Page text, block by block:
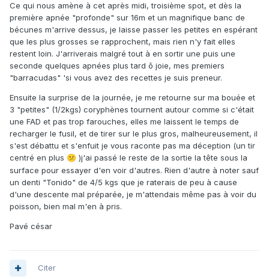
Ce qui nous amène à cet après midi, troisième spot, et dès la
première apnée "profonde" sur 16m et un magnifique banc de
bécunes m'arrive dessus, je laisse passer les petites en espérant
que les plus grosses se rapprochent, mais rien n'y fait elles
restent loin. J'arriverais malgré tout à en sortir une puis une
seconde quelques apnées plus tard ô joie, mes premiers
"barracudas" 'si vous avez des recettes je suis preneur.
Ensuite la surprise de la journée, je me retourne sur ma bouée et
3 "petites" (1/2kgs) coryphènes tournent autour comme si c'était
une FAD et pas trop farouches, elles me laissent le temps de
recharger le fusil, et de tirer sur le plus gros, malheureusement, il
s'est débattu et s'enfuit je vous raconte pas ma déception (un tir
centré en plus 😕 )j'ai passé le reste de la sortie la tête sous la
surface pour essayer d'en voir d'autres. Rien d'autre à noter sauf
un denti "Tonido" de 4/5 kgs que je raterais de peu à cause
d'une descente mal préparée, je m'attendais même pas à voir du
poisson, bien mal m'en à pris.
Pavé césar
Citer